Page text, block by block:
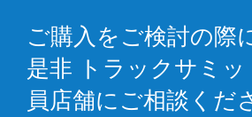
ご購入をご検討の際
是非 トラックサミ
員店舗にご相談くだ